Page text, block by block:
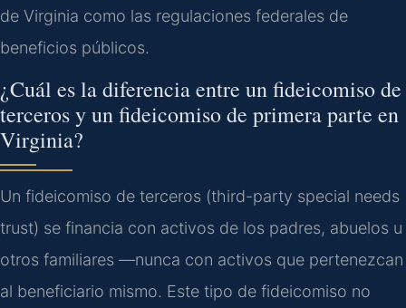
de Virginia como las regulaciones federales de
beneficios públicos.
¿Cuál es la diferencia entre un fideicomiso de
terceros y un fideicomiso de primera parte en
Virginia?
Un fideicomiso de terceros (third-party special needs
trust) se financia con activos de los padres, abuelos u
otros familiares —nunca con activos que pertenezcan
al beneficiario mismo. Este tipo de fideicomiso no